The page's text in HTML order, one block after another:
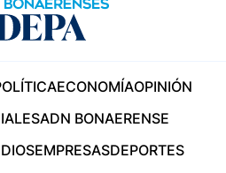
ECONOMÍAOPINIÓN
ADN BONAERENSE
EMPRESASDEPORTES